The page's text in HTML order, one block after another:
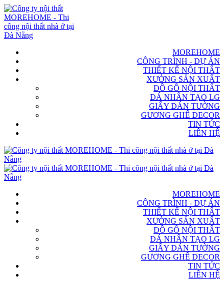
MOREHOME
CÔNG TRÌNH - DỰ ÁN
THIẾT KẾ NỘI THẤT
XƯỞNG SẢN XUẤT
ĐỒ GỖ NỘI THẤT
ĐÁ NHÂN TẠO LG
GIẤY DÁN TƯỜNG
GƯƠNG GHẾ DECOR
TIN TỨC
LIÊN HỆ
MOREHOME
CÔNG TRÌNH - DỰ ÁN
THIẾT KẾ NỘI THẤT
XƯỞNG SẢN XUẤT
ĐỒ GỖ NỘI THẤT
ĐÁ NHÂN TẠO LG
GIẤY DÁN TƯỜNG
GƯƠNG GHẾ DECOR
TIN TỨC
LIÊN HỆ